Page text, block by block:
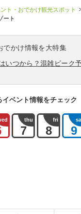
ト・おでかけ観光スポット
ート
でかけ情報を大特集
いつから？混雑ピーク
ベント情報をチェック
thu
7
fri
8 9